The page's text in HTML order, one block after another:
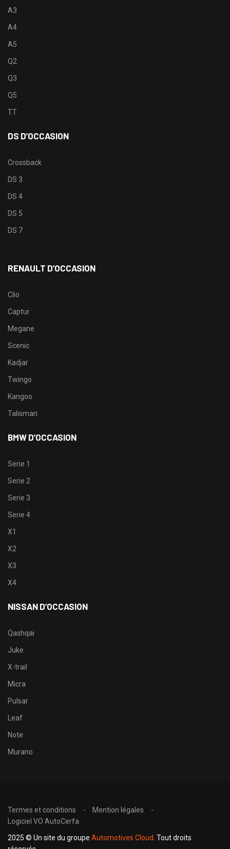
A3
A4
A5
Q2
Q3
Q5
TT
DS D’OCCASION
Crossback
DS 3
DS 4
DS 5
DS 7
RENAULT D’OCCASION
Clio
Captur
Megane
Scenic
Kadjar
Twingo
Kangoo
Talisman
BMW D’OCCASION
Serie 1
Serie 2
Serie 3
Serie 4
X1
X2
X3
X4
NISSAN D’OCCASION
Qashqai
Juke
X-trail
Micra
Pulsar
Leaf
Note
Murano
Termes et conditions
Mention légales
Logiciel VO AutoCerfa
2025 © Un site du groupe Automotives Cloud . Tout droits